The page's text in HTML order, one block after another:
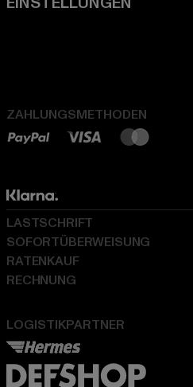
ZAHLUNGSMETHODEN
LOGISTIKPARTNER
LASTSCHRIFT
SOFORTÜBERWEISUNG
RATENKAUF
RECHNUNG